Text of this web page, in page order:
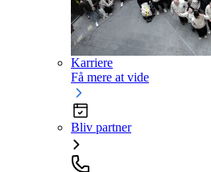
Karriere
Få mere at vide
Bliv partner